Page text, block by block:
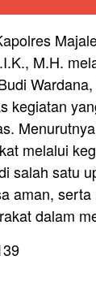
M.H.
kegiatan
melalui
salah satu
aman,
dalam